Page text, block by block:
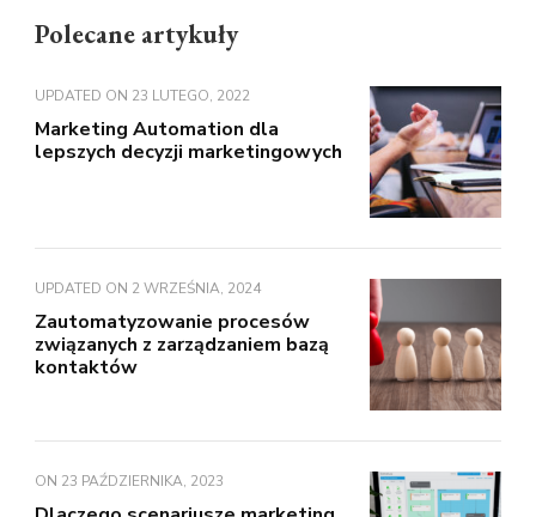
Polecane artykuły
UPDATED ON 23 LUTEGO, 2022
Marketing Automation dla
lepszych decyzji marketingowych
UPDATED ON 2 WRZEŚNIA, 2024
Zautomatyzowanie procesów
związanych z zarządzaniem bazą
kontaktów
ON 23 PAŹDZIERNIKA, 2023